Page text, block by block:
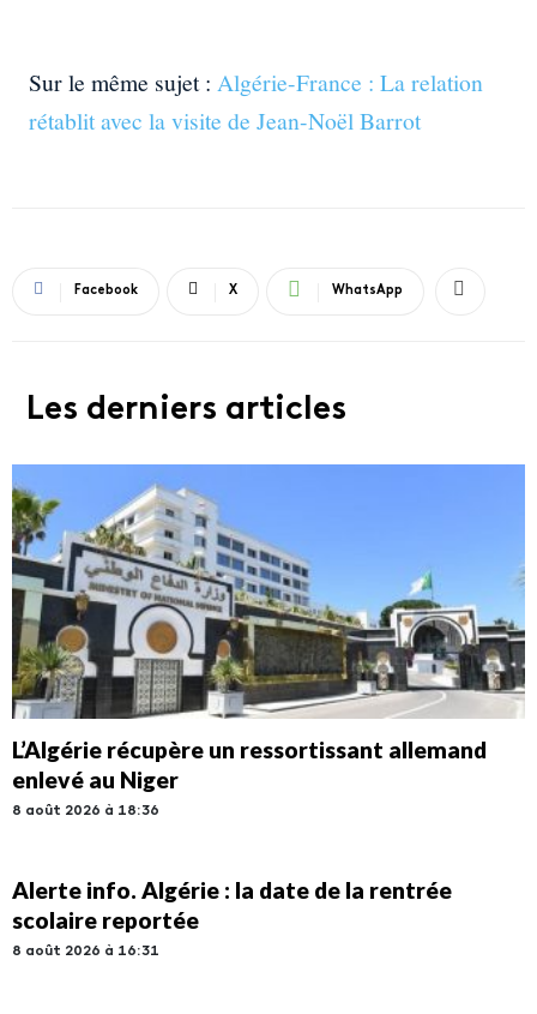
Sur le même sujet : Algérie-France : La relation
rétablit avec la visite de Jean-Noël Barrot
Facebook X WhatsApp
Les derniers articles
L’Algérie récupère un ressortissant allemand
enlevé au Niger
8 août 2026 à 18:36
Alerte info. Algérie : la date de la rentrée
scolaire reportée
8 août 2026 à 16:31